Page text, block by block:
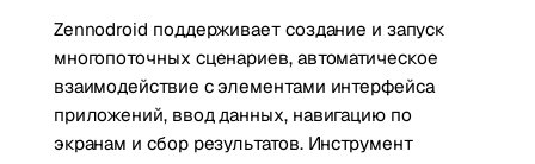
Zennodroid поддерживает создание и запуск
многопоточных сценариев, автоматическое
взаимодействие с элементами интерфейса
приложений, ввод данных, навигацию по
экранам и сбор результатов. Инструмент